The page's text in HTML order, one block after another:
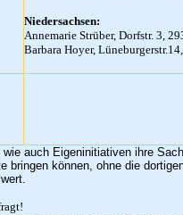
Niedersachsen:
Annemarie Strüber, Dorfstr. 3,
Barbara Hoyer,
auch Eigeninitiativen ihre
bringen können, ohne die